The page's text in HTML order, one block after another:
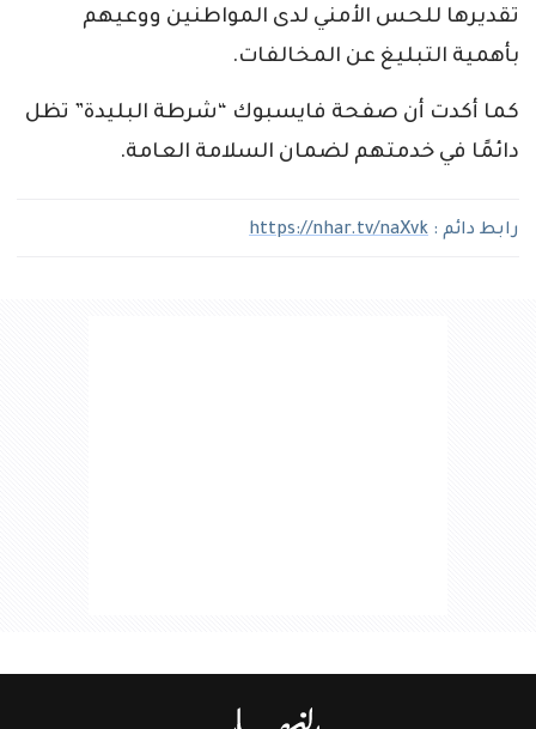
تقديرها للحس الأمني لدى المواطنين ووعيهم
بأهمية التبليغ عن المخالفات.
كما أكدت أن صفحة فايسبوك “شرطة البليدة” تظل
دائمًا في خدمتهم لضمان السلامة العامة.
رابط دائم : https://nhar.tv/naXvk